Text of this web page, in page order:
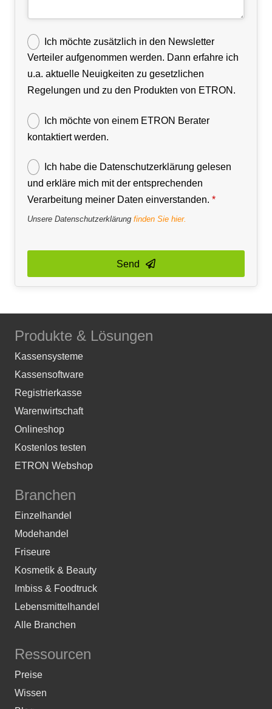
Ich möchte zusätzlich in den Newsletter
Verteiler aufgenommen werden. Dann erfahre ich
u.a. aktuelle Neuigkeiten zu gesetzlichen
Regelungen und zu den Produkten von ETRON.
Ich möchte von einem ETRON Berater
kontaktiert werden.
Ich habe die Datenschutzerklärung gelesen
und erkläre mich mit der entsprechenden
Verarbeitung meiner Daten einverstanden. *
Unsere Datenschutzerklärung finden Sie hier.
Send
Produkte & Lösungen
Kassensysteme
Kassensoftware
Registrierkasse
Warenwirtschaft
Onlineshop
Kostenlos testen
ETRON Webshop
Branchen
Einzelhandel
Modehandel
Friseure
Kosmetik & Beauty
Imbiss & Foodtruck
Lebensmittelhandel
Alle Branchen
Ressourcen
Preise
Wissen